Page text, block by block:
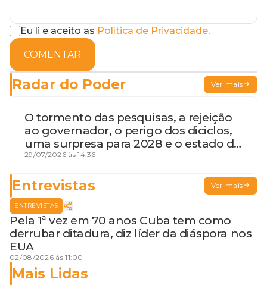
Eu li e aceito as Política de Privacidade.
COMENTAR
Radar do Poder Ver mais
O tormento das pesquisas, a rejeição
ao governador, o perigo dos diciclos,
uma surpresa para 2028 e o estado de
terceira guerra mundial
29/07/2026 às 14:36
Entrevistas Ver mais
ENTREVISTAS
Pela 1ª vez em 70 anos Cuba tem como
derrubar ditadura, diz líder da diáspora nos
EUA
02/08/2026 às 11:00
Mais Lidas